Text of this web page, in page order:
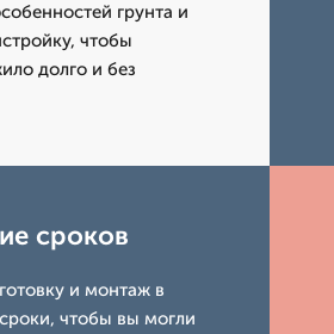
грунта и
чтобы
долго и без
сроков
и монтаж в
чтобы вы могли